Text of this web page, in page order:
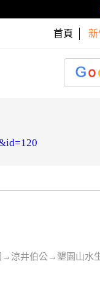
首頁 新
涼井伯公→墾園山水